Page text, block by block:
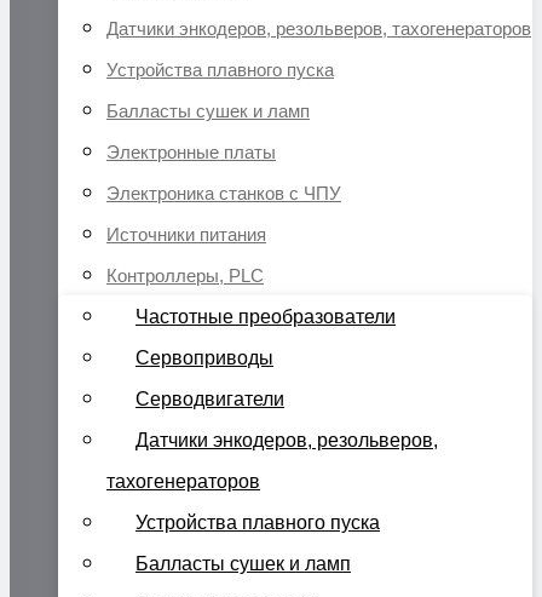
Датчики энкодеров, резольверов, тахогенераторов
Устройства плавного пуска
Балласты сушек и ламп
Электронные платы
Электроника станков с ЧПУ
Источники питания
Контроллеры, PLC
Частотные преобразователи
Сервоприводы
Серводвигатели
Датчики энкодеров, резольверов,
тахогенераторов
Устройства плавного пуска
Балласты сушек и ламп